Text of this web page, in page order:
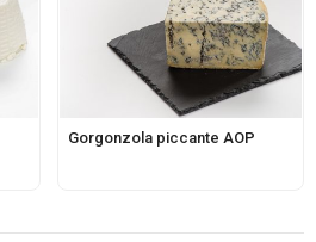
Gorgonzola piccante AOP